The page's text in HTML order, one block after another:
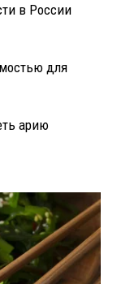
в России
для
арию